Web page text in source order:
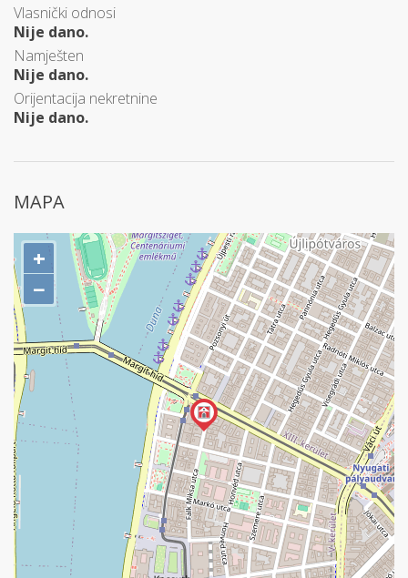
Vlasnički odnosi
Nije dano.
Namješten
Nije dano.
Orijentacija nekretnine
Nije dano.
MAPA
+
−